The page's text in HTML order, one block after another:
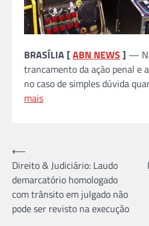
BRASÍLIA [ABN NEWS ] —
trancamento da ação penal e
no caso de simples dúvida
mais
Navegação
de
Post
⟵
Direito & Judiciário: Laudo
demarcatório homologado
com trânsito em julgado não
pode ser revisto na execução